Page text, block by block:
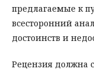
предлагаемые к
всесторонний
достоинств и
Рецензия должна